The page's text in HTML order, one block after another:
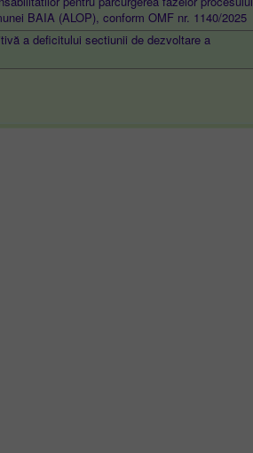
BAIA (ALOP), conform OMF nr. 1140/2025
a deficitului sectiunii de dezvoltare a